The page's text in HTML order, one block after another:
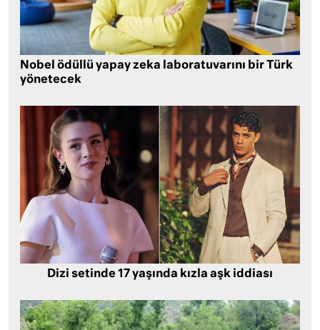
Nobel ödüllü yapay zeka laboratuvarını bir Türk
yönetecek
Dizi setinde 17 yaşında kızla aşk iddiası